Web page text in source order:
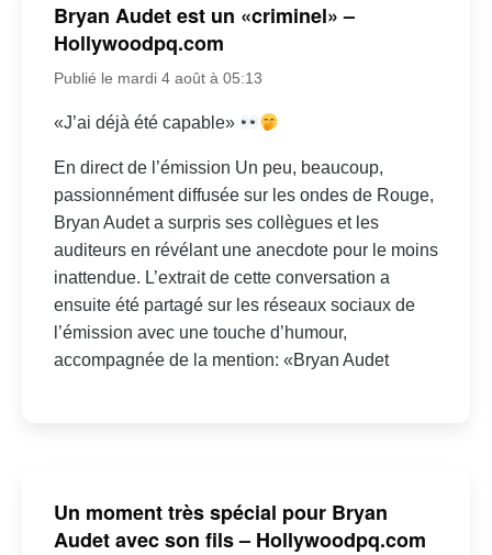
Bryan Audet est un «criminel» –
Hollywoodpq.com
Publié le mardi 4 août à 05:13
«J’ai déjà été capable»
En direct de l’émission Un peu, beaucoup,
passionnément diffusée sur les ondes de Rouge,
Bryan Audet a surpris ses collègues et les
auditeurs en révélant une anecdote pour le moins
inattendue. L’extrait de cette conversation a
ensuite été partagé sur les réseaux sociaux de
l’émission avec une touche d’humour,
accompagnée de la mention: «Bryan Audet
Un moment très spécial pour Bryan
Audet avec son fils – Hollywoodpq.com